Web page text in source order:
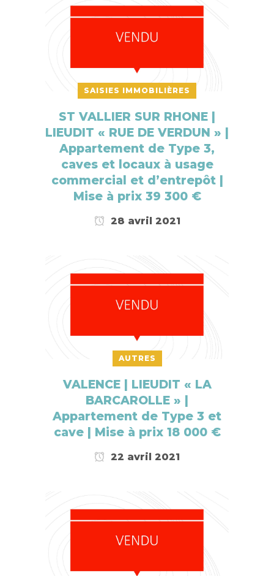
SAISIES IMMOBILIÈRES
ST VALLIER SUR RHONE |
LIEUDIT « RUE DE VERDUN » |
Appartement de Type 3,
caves et locaux à usage
commercial et d’entrepôt |
Mise à prix 39 300 €
28 avril 2021
AUTRES
VALENCE | LIEUDIT « LA
BARCAROLLE » |
Appartement de Type 3 et
cave | Mise à prix 18 000 €
22 avril 2021